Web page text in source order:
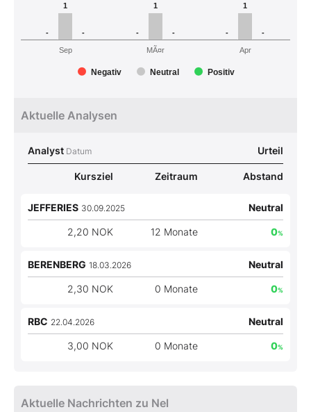
- - -
1 1 1
- - -
Negativ Neutral Positiv
Sep MÃ¤r Apr
Aktuelle Analysen
Analyst Datum Urteil
Kursziel Zeitraum Abstand
JEFFERIES 30.09.2025 Neutral
2,20 NOK 12 Monate 0%
BERENBERG 18.03.2026 Neutral
2,30 NOK 0 Monate 0%
RBC 22.04.2026 Neutral
3,00 NOK 0 Monate 0%
Aktuelle Nachrichten zu Nel